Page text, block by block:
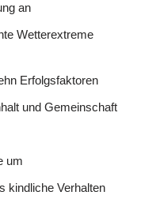
an
Wetterextreme
Erfolgsfaktoren
und Gemeinschaft
um
kindliche Verhalten